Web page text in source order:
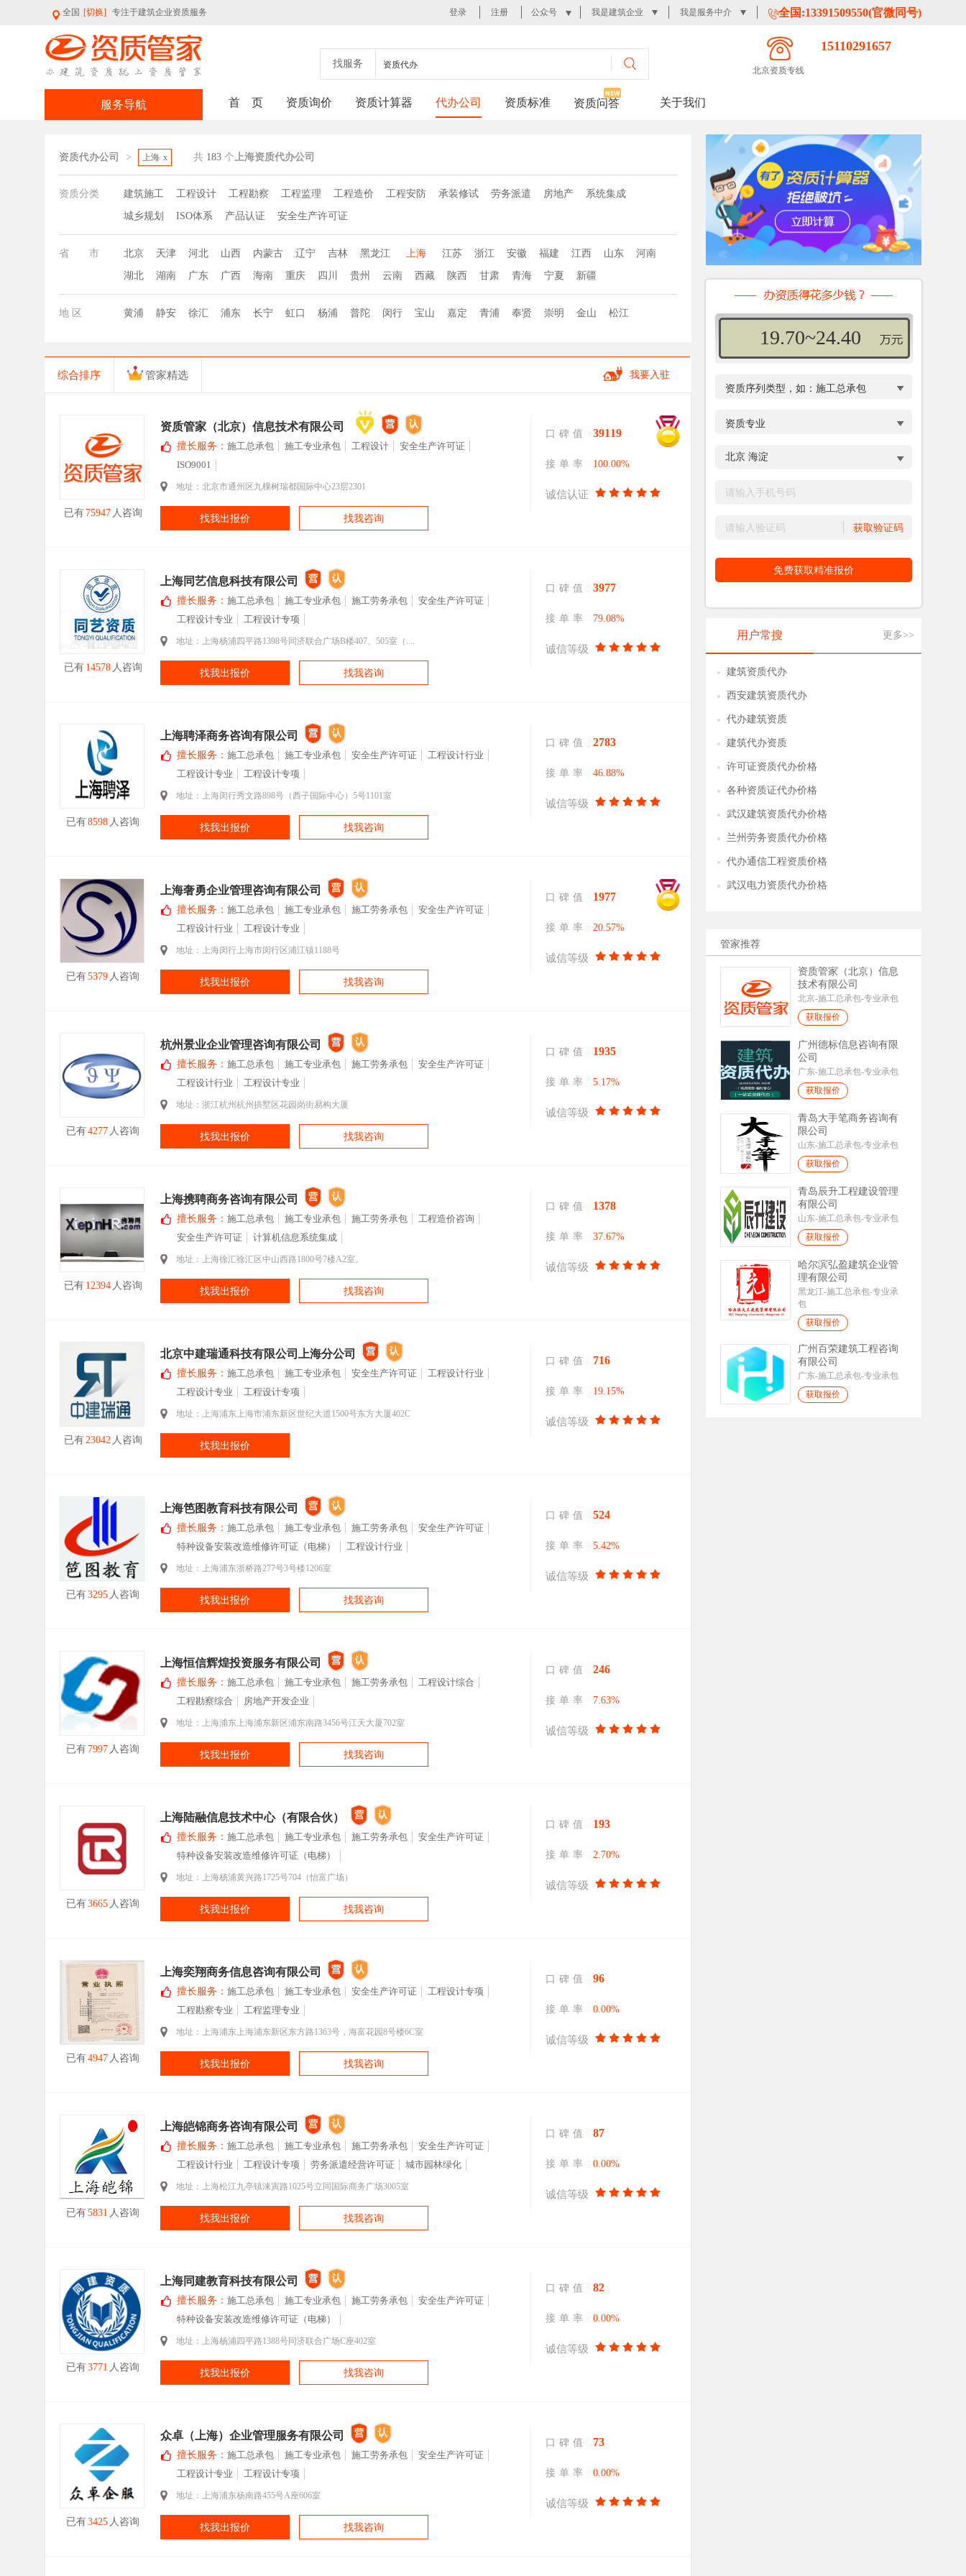
登录 注册 公众号 我是建筑企业 我是服务中介 全国:13391509550(官微同号)
全国 [切换] 专注于建筑企业资质服务
找服务 资质代办
北京资质专线
15110291657
服务导航 首 页 资质询价 资质计算器 代办公司 资质标准 资质问答 关于我们
资质代办公司 > 上海 x 共 183 个上海资质代办公司
资质分类 建筑施工 工程设计 工程勘察 工程监理 工程造价 工程安防 承装修试 劳务派遣 房地产 系统集成
城乡规划 ISO体系 产品认证 安全生产许可证
省 市 北京 天津 河北 山西 内蒙古 辽宁 吉林 黑龙江 上海 江苏 浙江 安徽 福建 江西 山东 河南
湖北 湖南 广东 广西 海南 重庆 四川 贵州 云南 西藏 陕西 甘肃 青海 宁夏 新疆
地 区 黄浦 静安 徐汇 浦东 长宁 虹口 杨浦 普陀 闵行 宝山 嘉定 青浦 奉贤 崇明 金山 松江
综合排序 管家精选 我要入驻
已有 75947 人咨询
资质管家（北京）信息技术有限公司
擅长服务： 施工总承包 施工专业承包 工程设计
安全生产许可证
ISO9001
地址：北京市通州区九棵树瑞都国际中心23层2301
找我出报价 找我咨询
口碑值 39119
接单率 100.00%
诚信认证
已有 14578 人咨询
上海同艺信息科技有限公司
擅长服务： 施工总承包 施工专业承包 施工劳务承包
安全生产许可证
工程设计专业
工程设计专项
地址：上海杨浦四平路1398号同济联合广场B楼407、505室（....
找我出报价 找我咨询
口碑值 3977
接单率 79.08%
诚信等级
已有8598 人咨询
上海聘泽商务咨询有限公司
擅长服务： 施工总承包 施工专业承包 安全生产许可证
工程设计行业
工程设计专业
工程设计专项
地址：上海闵行秀文路898号（西子国际中心）5号1101室
找我出报价 找我咨询
口碑值 2783
接单率 46.88%
诚信等级
已有5379 人咨询
上海奢勇企业管理咨询有限公司
擅长服务： 施工总承包 施工专业承包 施工劳务承包
安全生产许可证
工程设计行业
工程设计专业
地址：上海闵行上海市闵行区浦江镇1188号
找我出报价 找我咨询
口碑值 1977
接单率 20.57%
诚信等级
已有4277 人咨询
杭州景业企业管理咨询有限公司
擅长服务： 施工总承包 施工专业承包 施工劳务承包
安全生产许可证
工程设计行业
工程设计专业
地址：浙江杭州杭州拱墅区花园岗街易构大厦
找我出报价 找我咨询
口碑值 1935
接单率 5.17%
诚信等级
已有 12394 人咨询
上海携聘商务咨询有限公司
擅长服务： 施工总承包 施工专业承包 施工劳务承包
工程造价咨询
安全生产许可证
计算机信息系统集成
地址：上海徐汇徐汇区中山西路1800号7楼A2室。
找我出报价 找我咨询
口碑值 1378
接单率 37.67%
诚信等级
已有23042 人咨询
北京中建瑞通科技有限公司上海分公司
擅长服务： 施工总承包 施工专业承包 安全生产许可证
工程设计行业
工程设计专业
工程设计专项
地址：上海浦东上海市浦东新区世纪大道1500号东方大厦402C
找我出报价
口碑值 716
接单率 19.15%
诚信等级
已有3295 人咨询
上海笆图教育科技有限公司
擅长服务： 施工总承包 施工专业承包 施工劳务承包
安全生产许可证
特种设备安装改造维修许可证（电梯）
工程设计行业
地址：上海浦东浙桥路277号3号楼1206室
找我出报价 找我咨询
口碑值 524
接单率 5.42%
诚信等级
已有 7997 人咨询
上海恒信辉煌投资服务有限公司
擅长服务： 施工总承包 施工专业承包 施工劳务承包
工程设计综合
工程勘察综合
房地产开发企业
地址：上海浦东上海浦东新区浦东南路3456号江天大厦702室
找我出报价 找我咨询
口碑值 246
接单率 7.63%
诚信等级
已有3665 人咨询
上海陆融信息技术中心（有限合伙）
擅长服务： 施工总承包 施工专业承包 施工劳务承包
安全生产许可证
特种设备安装改造维修许可证（电梯）
地址：上海杨浦黄兴路1725号704（怡富广场）
找我出报价 找我咨询
口碑值 193
接单率 2.70%
诚信等级
已有4947 人咨询
上海奕翔商务信息咨询有限公司
擅长服务： 施工总承包 施工专业承包 安全生产许可证
工程设计专项
工程勘察专业
工程监理专业
地址：上海浦东上海浦东新区东方路1363号，海富花园8号楼6C室
找我出报价 找我咨询
口碑值 96
接单率 0.00%
诚信等级
已有5831 人咨询
上海皑锦商务咨询有限公司
擅长服务： 施工总承包 施工专业承包 施工劳务承包
安全生产许可证
工程设计行业
工程设计专项 劳务派遣经营许可证 城市园林绿化
地址：上海松江九亭镇涞寅路1025号立同国际商务广场3005室
找我出报价 找我咨询
口碑值 87
接单率 0.00%
诚信等级
已有3771 人咨询
上海同建教育科技有限公司
擅长服务： 施工总承包 施工专业承包 施工劳务承包
安全生产许可证
特种设备安装改造维修许可证（电梯）
地址：上海杨浦四平路1388号同济联合广场C座402室
找我出报价 找我咨询
口碑值 82
接单率 0.00%
诚信等级
已有3425 人咨询
众卓（上海）企业管理服务有限公司
擅长服务： 施工总承包 施工专业承包 施工劳务承包
安全生产许可证
工程设计专业
工程设计专项
地址：上海浦东杨南路455号A座606室
找我出报价 找我咨询
口碑值 73
接单率 0.00%
诚信等级
10.70~14.20
18.45~22.75
24.00~29.30
12.35~16.25
22.45~26.95
19.70~24.40
18.45~22.75
12.35~16.25
10.70~14.20
用户常搜 更多>>
● 建筑资质代办
● 西安建筑资质代办
● 代办建筑资质
● 建筑代办资质
● 许可证资质代办价格
● 各种资质证代办价格
● 武汉建筑资质代办价格
● 兰州劳务资质代办价格
● 代办通信工程资质价格
● 武汉电力资质代办价格
管家推荐
资质管家（北京）信息
技术有限公司
北京-施工总承包-专业承包
获取报价
广州德标信息咨询有限
公司
广东-施工总承包-专业承包
获取报价
青岛大手笔商务咨询有
限公司
山东-施工总承包-专业承包
获取报价
青岛辰升工程建设管理
有限公司
山东-施工总承包-专业承包
获取报价
哈尔滨弘盈建筑企业管
理有限公司
黑龙江-施工总承包-专业承
包
获取报价
广州百荣建筑工程咨询
有限公司
广东-施工总承包-专业承包
获取报价